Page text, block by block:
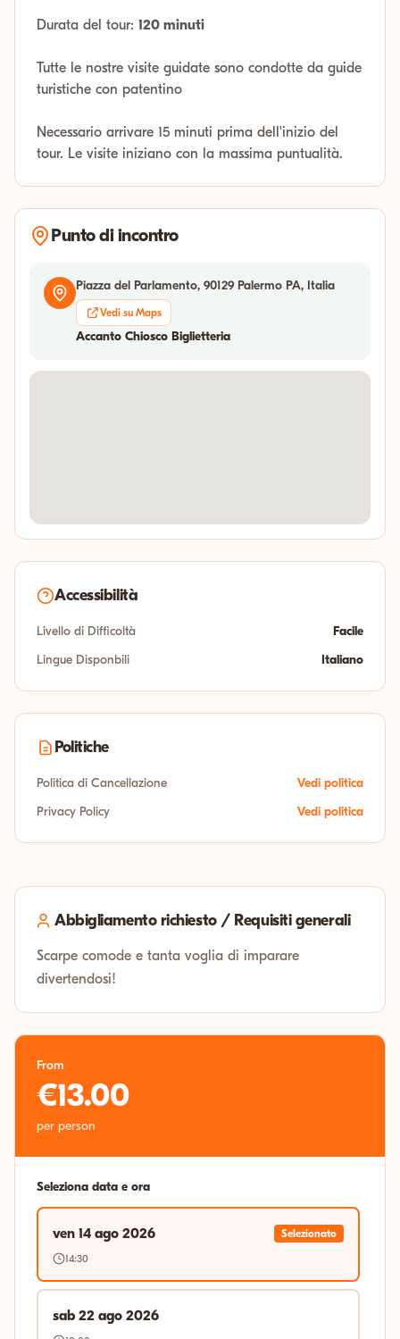
Durata del tour: 120 minuti
Tutte le nostre visite guidate sono condotte da guide
turistiche con patentino
Necessario arrivare 15 minuti prima dell'inizio del
tour. Le visite iniziano con la massima puntualità.
Punto di incontro
Piazza del Parlamento, 90129 Palermo PA, Italia
Vedi su Maps
Accanto Chiosco Biglietteria
Accessibilità
Livello di Difficoltà
Facile
Lingue Disponbili
Italiano
Politiche
Politica di Cancellazione
Vedi politica
Privacy Policy
Vedi politica
Abbigliamento richiesto / Requisiti generali
Scarpe comode e tanta voglia di imparare
divertendosi!
From
€13.00
per person
Seleziona data e ora
ven 14 ago 2026
Selezionato
14:30
sab 22 ago 2026